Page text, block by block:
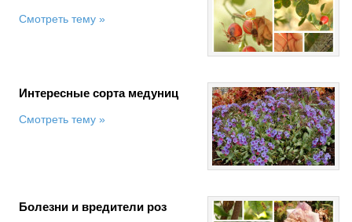
Смотреть тему »
Интересные сорта медуниц
Смотреть тему »
Болезни и вредители роз